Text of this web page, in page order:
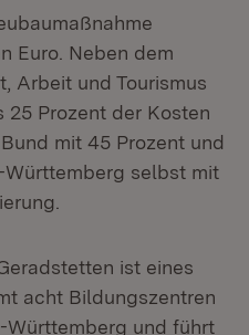
Euro. Neben dem
Arbeit und Tourismus
Prozent der Kosten
mit 45 Prozent und
selbst mit
ist eines
acht Bildungszentren
und führt